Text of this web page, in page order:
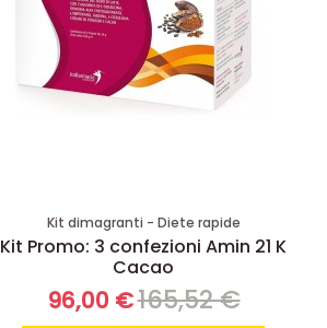
Kit dimagranti - Diete rapide
Kit Promo: 3 confezioni Amin 21 K
Cacao
96,00 €165,52 €